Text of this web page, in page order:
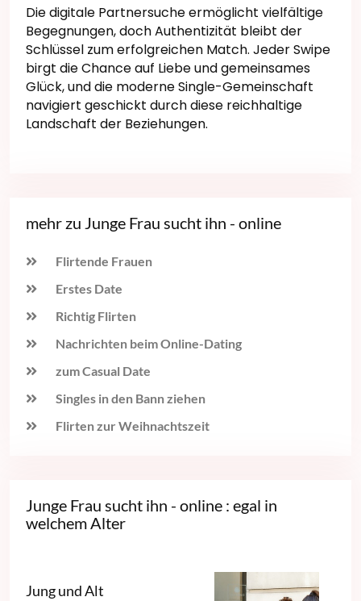
Die digitale Partnersuche ermöglicht vielfältige
Begegnungen, doch Authentizität bleibt der
Schlüssel zum erfolgreichen Match. Jeder Swipe
birgt die Chance auf Liebe und gemeinsames
Glück, und die moderne Single-Gemeinschaft
navigiert geschickt durch diese reichhaltige
Landschaft der Beziehungen.
mehr zu Junge Frau sucht ihn - online
Flirtende Frauen
Erstes Date
Richtig Flirten
Nachrichten beim Online-Dating
zum Casual Date
Singles in den Bann ziehen
Flirten zur Weihnachtszeit
Junge Frau sucht ihn - online : egal in
welchem Alter
Jung und Alt